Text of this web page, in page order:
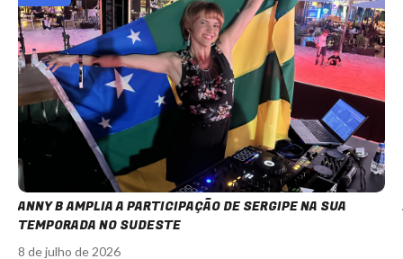
ANNY B AMPLIA A PARTICIPAÇÃO DE SERGIPE NA SUA
TEMPORADA NO SUDESTE
8 de julho de 2026